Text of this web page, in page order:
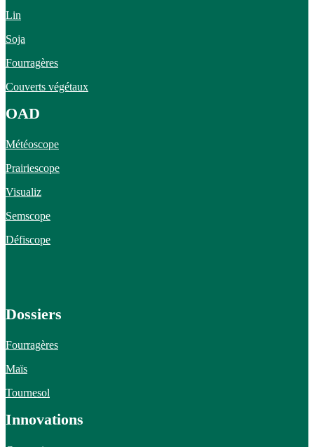
Lin
Soja
Fourragères
Couverts végétaux
OAD
Météoscope
Prairiescope
Visualiz
Semscope
Défiscope
Dossiers
Fourragères
Maïs
Tournesol
Innovations